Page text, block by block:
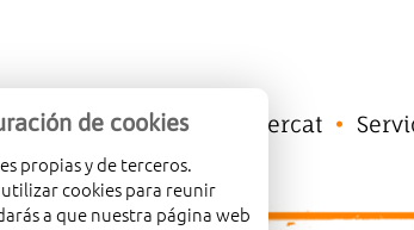
Empreses Mercat
de cookies
propias y de terceros.
cookies para reunir
a que nuestra página web